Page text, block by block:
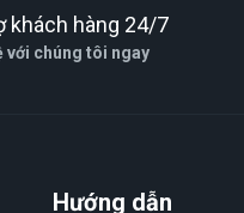
khách hàng 24/7
với chúng tôi ngay
Hướng dẫn